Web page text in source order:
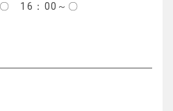
16：00～〇